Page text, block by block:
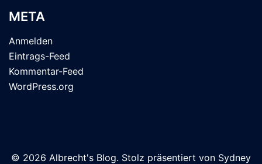
META
Anmelden
Eintrags-Feed
Kommentar-Feed
WordPress.org
© 2026 Albrecht's Blog. Stolz präsentiert von Sydney